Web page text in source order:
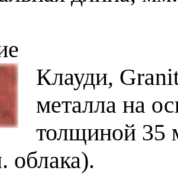
Клауди,
металла на
толщиной 35
облака).